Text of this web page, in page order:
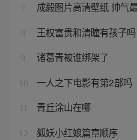
7 成毅图片高清壁纸 帅气
8 王权富贵和清瞳有孩子吗
9 诸葛青被谁绑架了
10 一人之下电影有第2部吗
青丘涂山在哪
12 狐妖小红娘篇章顺序